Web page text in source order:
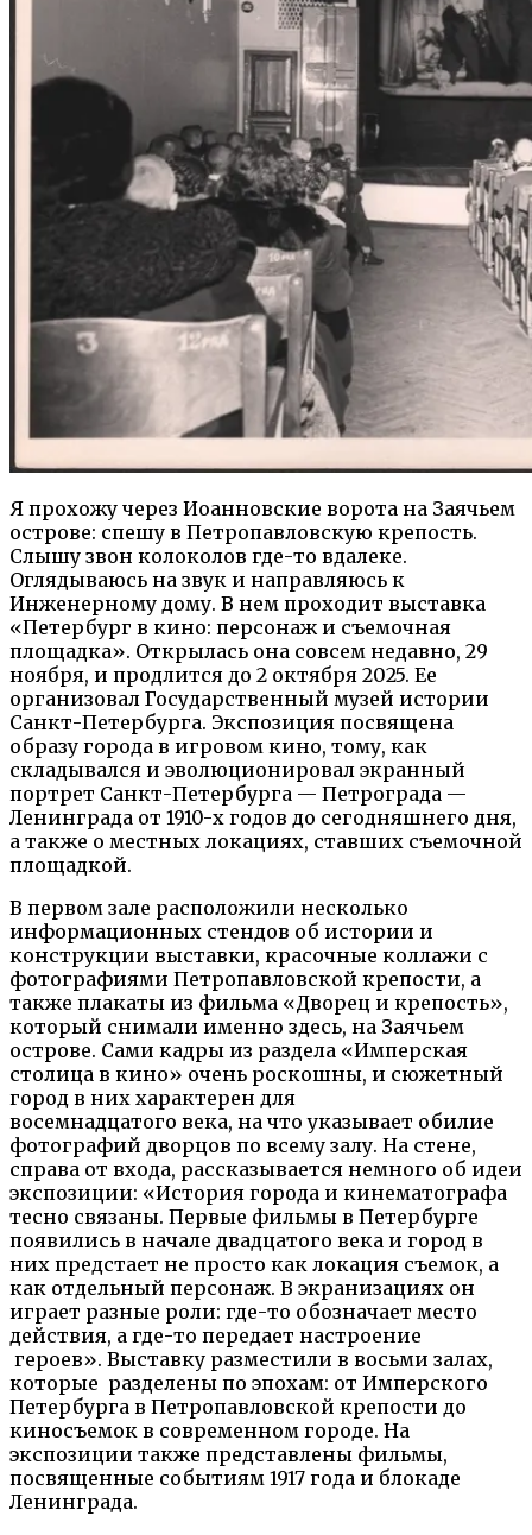
Я прохожу через Иоанновские ворота на Заячьем
острове: спешу в Петропавловскую крепость.
Слышу звон колоколов где-то вдалеке.
Оглядываюсь на звук и направляюсь к
Инженерному дому. В нем проходит выставка
«Петербург в кино: персонаж и съемочная
площадка». Открылась она совсем недавно, 29
ноября, и продлится до 2 октября 2025. Ее
организовал Государственный музей истории
Санкт-Петербурга. Экспозиция посвящена
образу города в игровом кино, тому, как
складывался и эволюционировал экранный
портрет Санкт-Петербурга — Петрограда —
Ленинграда от 1910-х годов до сегодняшнего дня,
а также о местных локациях, ставших съемочной
площадкой.
В первом зале расположили несколько
информационных стендов об истории и
конструкции выставки, красочные коллажи с
фотографиями Петропавловской крепости, а
также плакаты из фильма «Дворец и крепость»,
который снимали именно здесь, на Заячьем
острове. Сами кадры из раздела «Имперская
столица в кино» очень роскошны, и сюжетный
город в них характерен для
восемнадцатого века, на что указывает обилие
фотографий дворцов по всему залу. На стене,
справа от входа, рассказывается немного об идеи
экспозиции: «История города и кинематографа
тесно связаны. Первые фильмы в Петербурге
появились в начале двадцатого века и город в
них предстает не просто как локация съемок, а
как отдельный персонаж. В экранизациях он
играет разные роли: где-то обозначает место
действия, а где-то передает настроение
героев». Выставку разместили в восьми залах,
которые разделены по эпохам: от Имперского
Петербурга в Петропавловской крепости до
киносъемок в современном городе. На
экспозиции также представлены фильмы,
посвященные событиям 1917 года и блокаде
Ленинграда.